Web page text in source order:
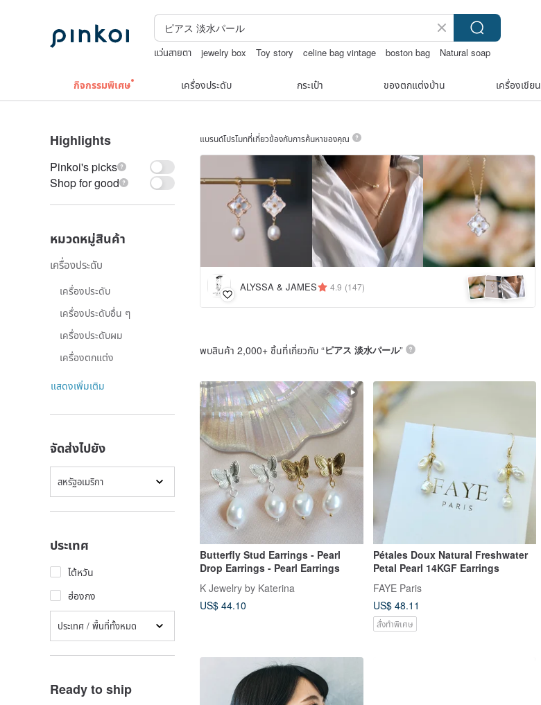
แว่นสายตา jewelry box Toy story celine bag vintage boston bag
Natural soap
กิจกรรมพิเศษ เครื่องประดับ กระเป๋า ของตกแต่งบ้าน เครื่องเขียน
Highlights
Pinkoi's picks
Shop for good
หมวดหมู่สินค้า
เครื่องประดับ
เครื่องประดับ
เครื่องประดับอื่น ๆ
เครื่องประดับผม
เครื่องตกแต่ง
แสดงเพิ่มเติม
จัดส่งไปยัง
สหรัฐอเมริกา
ประเทศ
ไต้หวัน
ฮ่องกง
ประเทศ / พื้นที่ทั้งหมด
Ready to ship
แบรนด์โปรโมทที่เกี่ยวข้องกับการค้นหาของคุณ
ALYSSA & JAMES 4.9 (147)
พบสินค้า 2,000+ ชิ้นที่เกี่ยวกับ “ピアス 淡水パール”
Butterfly Stud Earrings - Pearl
Drop Earrings - Pearl Earrings
K Jewelry by Katerina
US$ 44.10
Pétales Doux Natural Freshwater
Petal Pearl 14KGF Earrings
FAYE Paris
US$ 48.11
สั่งทำพิเศษ